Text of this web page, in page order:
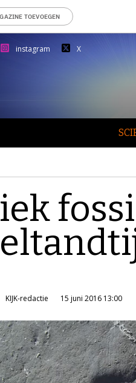
TOEVOEGEN
instagram X
KIJK-redactie 15 juni 2016 13:00